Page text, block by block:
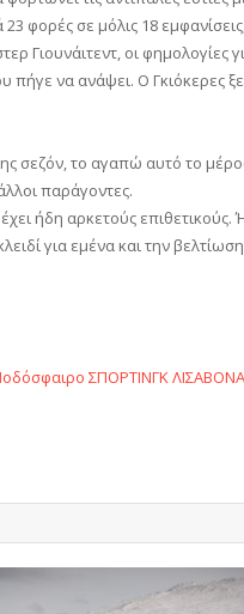
φορές σε μόλις 18
Γιουνάιτεντ, οι φημολογίες
πήγε να ανάψει. Ο Γκιόκερες
σεζόν, το αγαπώ αυτό το
παράγοντες.
ήδη αρκετούς
για εμένα και την
ΣΠΟΡΤΙΝΓΚ